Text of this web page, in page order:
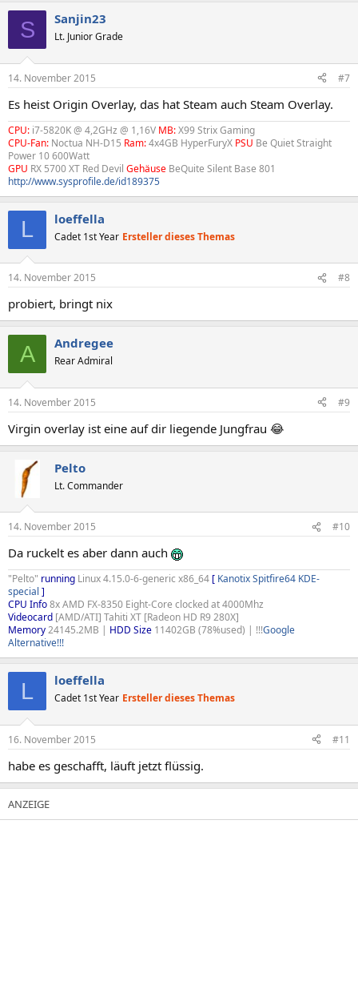
S Sanjin23
Lt. Junior Grade
14. November 2015 #7
Es heist Origin Overlay, das hat Steam auch Steam Overlay.
CPU: i7-5820K @ 4,2GHz @ 1,16V MB:X99 Strix Gaming
CPU-Fan: Noctua NH-D15 Ram:4x4GB HyperFuryX PSU Be Quiet Straight
Power 10 600Watt
GPU RX 5700 XT Red Devil Gehäuse BeQuite Silent Base 801
http://www.sysprofile.de/id189375
L loeffella
Cadet 1st Year Ersteller dieses Themas
14. November 2015 #8
probiert, bringt nix
A Andregee
Rear Admiral
14. November 2015 #9
Virgin overlay ist eine auf dir liegende Jungfrau 😂
Pelto
Lt. Commander
14. November 2015 #10
Da ruckelt es aber dann auch
"Pelto" running Linux 4.15.0-6-generic x86_64 [ Kanotix Spitfire64 KDE-
special ]
CPU Info8x AMD FX-8350 Eight-Core clocked at 4000Mhz
Videocard [AMD/ATI] Tahiti XT [Radeon HD R9 280X]
Memory24145.2MB | HDD Size 11402GB (78%used) | !!!Google
Alternative!!!
L loeffella
Cadet 1st Year Ersteller dieses Themas
16. November 2015 #11
habe es geschafft, läuft jetzt flüssig.